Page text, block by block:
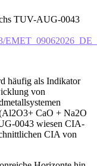
TUV-AUG-0043
häufig als Indikator
von
CaO + Na2O
0043 wiesen CIA-
CIA von